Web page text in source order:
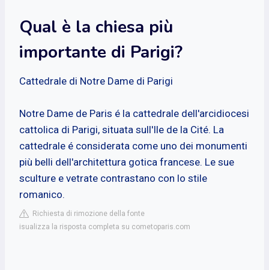
Qual è la chiesa più
importante di Parigi?
Cattedrale di Notre Dame di Parigi
Notre Dame de Paris é la cattedrale dell'arcidiocesi
cattolica di Parigi, situata sull'Ile de la Cité. La
cattedrale é considerata come uno dei monumenti
più belli dell'architettura gotica francese. Le sue
sculture e vetrate contrastano con lo stile
romanico.
Richiesta di rimozione della fonte
isualizza la risposta completa su cometoparis.com